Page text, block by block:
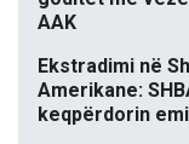
AAK
Ekstradimi në
Amerikane:
keqpërdorin